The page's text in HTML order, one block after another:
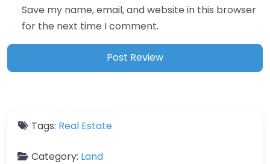
Save my name, email, and website in this browser
for the next time I comment.
Tags: Real Estate
Category: Land